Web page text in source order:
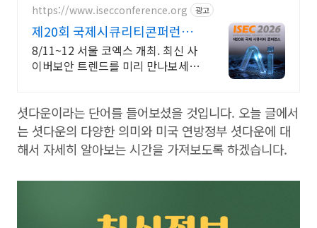
https://www.isecconference.org 광고
제20회 국제시큐리티콘퍼런스
ISEC 2026
8/11~12 서울 코엑스 개최. 최신 사
이버보안 트렌드를 미리 만나보세
셧다운이라는 단어를 들어보셨을 것입니다. 오늘 글에서
는 셧다운의 다양한 의미와 미국 연방정부 셧다운에 대
해서 자세히 알아보는 시간을 가져보도록 하겠습니다.